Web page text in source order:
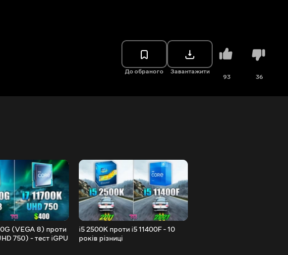
До обраного Завантажити
93 36
(VEGA 8) проти
750) - тест iGPU
i5 2500K проти i5 11400F - 10
років різниці